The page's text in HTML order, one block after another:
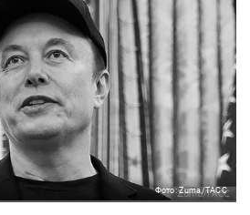
Фото: Zuma/ТАСС